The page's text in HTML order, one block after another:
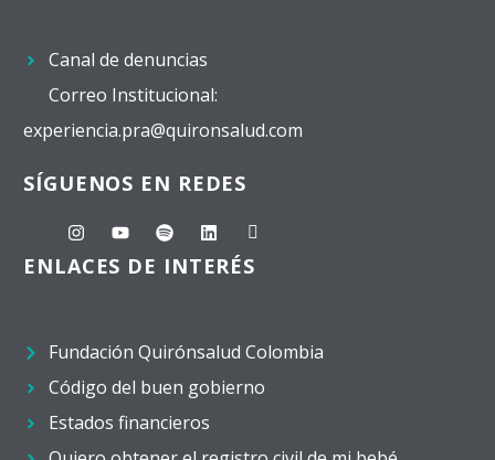
Canal de denuncias
Correo Institucional:
experiencia.pra@quironsalud.com
SÍGUENOS EN REDES
ENLACES DE INTERÉS
Fundación Quirónsalud Colombia
Código del buen gobierno
Estados financieros